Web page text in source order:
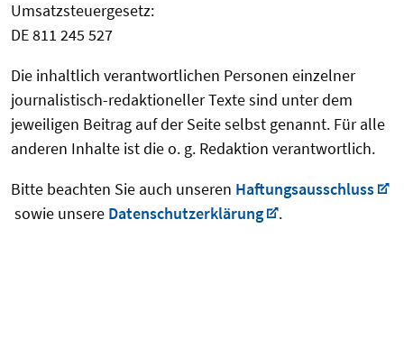
Umsatzsteuergesetz:
DE 811 245 527
Die inhaltlich verantwortlichen Personen einzelner
journalistisch-redaktioneller Texte sind unter dem
jeweiligen Beitrag auf der Seite selbst genannt. Für alle
anderen Inhalte ist die o. g. Redaktion verantwortlich.
Bitte beachten Sie auch unseren Haftungsausschluss
sowie unsere Datenschutzerklärung .